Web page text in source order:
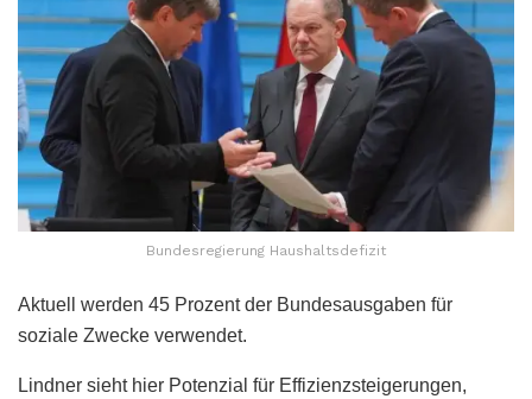
Bundesregierung Haushaltsdefizit
Aktuell werden 45 Prozent der Bundesausgaben für
soziale Zwecke verwendet.
Lindner sieht hier Potenzial für Effizienzsteigerungen,